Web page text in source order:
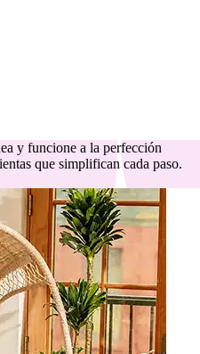
y funcione a la perfección
que simplifican cada paso.